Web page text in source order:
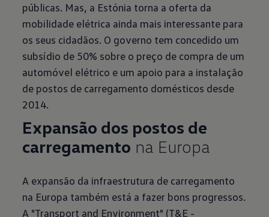
públicas. Mas, a Estónia torna a oferta da
mobilidade elétrica ainda mais interessante para
os seus cidadãos. O governo tem concedido um
subsídio de 50% sobre o preço de compra de um
automóvel elétrico e um apoio para a instalação
de postos de carregamento domésticos desde
2014.
Expansão dos postos de
carregamento na Europa
A expansão da infraestrutura de carregamento
na Europa também está a fazer bons progressos.
A "Transport and Environment" (T&E -